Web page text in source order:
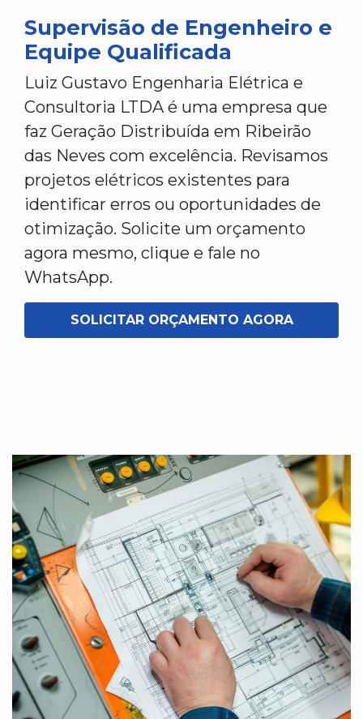
Supervisão de Engenheiro e
Equipe Qualificada
Luiz Gustavo Engenharia Elétrica e
Consultoria LTDA é uma empresa que
faz Geração Distribuída em Ribeirão
das Neves com excelência. Revisamos
projetos elétricos existentes para
identificar erros ou oportunidades de
otimização. Solicite um orçamento
agora mesmo, clique e fale no
WhatsApp.
SOLICITAR ORÇAMENTO AGORA